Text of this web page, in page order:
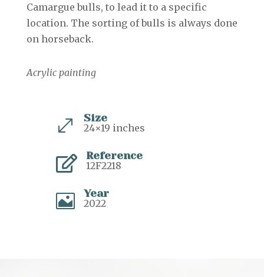
Camargue bulls, to lead it to a specific
location. The sorting of bulls is always done
on horseback.
Acrylic painting
.
Size
24×19 inches

Reference
12F2218

Year
2022